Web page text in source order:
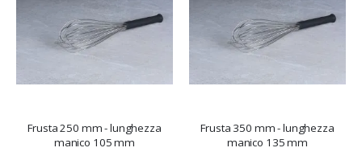
Frusta 250 mm - lunghezza
manico 105 mm
Frusta 350 mm - lunghezza
manico 135 mm